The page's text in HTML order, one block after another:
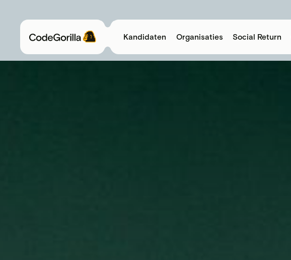
Kandidaten Organisaties Social Return